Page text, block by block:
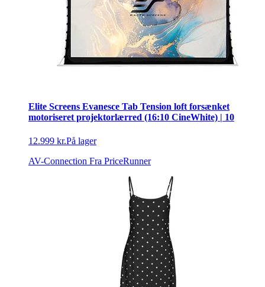
Elite Screens Evanesce Tab Tension loft forsænket
motoriseret projektorlærred (16:10 CineWhite) | 10
12.999 kr.På lager
AV-Connection Fra PriceRunner